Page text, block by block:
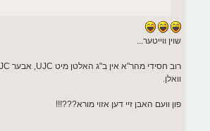
שוין ווייטער...
וואלן.
פון וועם האבן זיי דען אזוי מורא???!!!